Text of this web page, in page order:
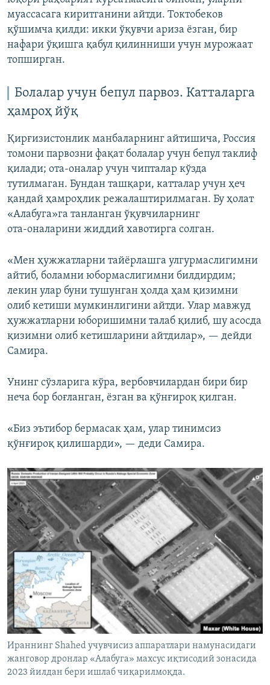
муассасага киритганини айтди. Токтобеков
қўшимча қилди: икки ўқувчи ариза ёзган, бир
нафари ўқишга қабул қилинниши учун мурожаат
топширган.
Болалар учун бепул парвоз. Катталарга
ҳамроҳ йўқ
Қирғизистонлик манбаларнинг айтишича, Россия
томони парвозни фақат болалар учун бепул таклиф
қилади; ота‑оналар учун чипталар кўзда
тутилмаган. Бундан ташқари, катталар учун ҳеч
қандай ҳамроҳлик режалаштирилмаган. Бу ҳолат
«Алабуга»га танланган ўқувчиларнинг
ота‑оналарини жиддий хавотирга солган.
«Мен ҳужжатларни тайёрлашга улгурмаслигимни
айтиб, боламни юбормаслигимни билдирдим;
лекин улар буни тушунган ҳолда ҳам қизимни
олиб кетиши мумкинлигини айтди. Улар мавжуд
ҳужжатларни юборишимни талаб қилиб, шу асосда
қизимни олиб кетишларини айтдилар», — дейди
Самира.
Унинг сўзларига кўра, вербовчилардан бири бир
неча бор боғланган, ёзган ва қўнғироқ қилган.
«Биз эътибор бермасак ҳам, улар тинимсиз
қўнғироқ қилишарди», — деди Самира.
Ираннинг Shahed учувчисиз аппаратлари намунасидаги
жанговор дронлар «Алабуга» махсус иқтисодий зонасида
2023 йилдан бери ишлаб чиқарилмоқда.